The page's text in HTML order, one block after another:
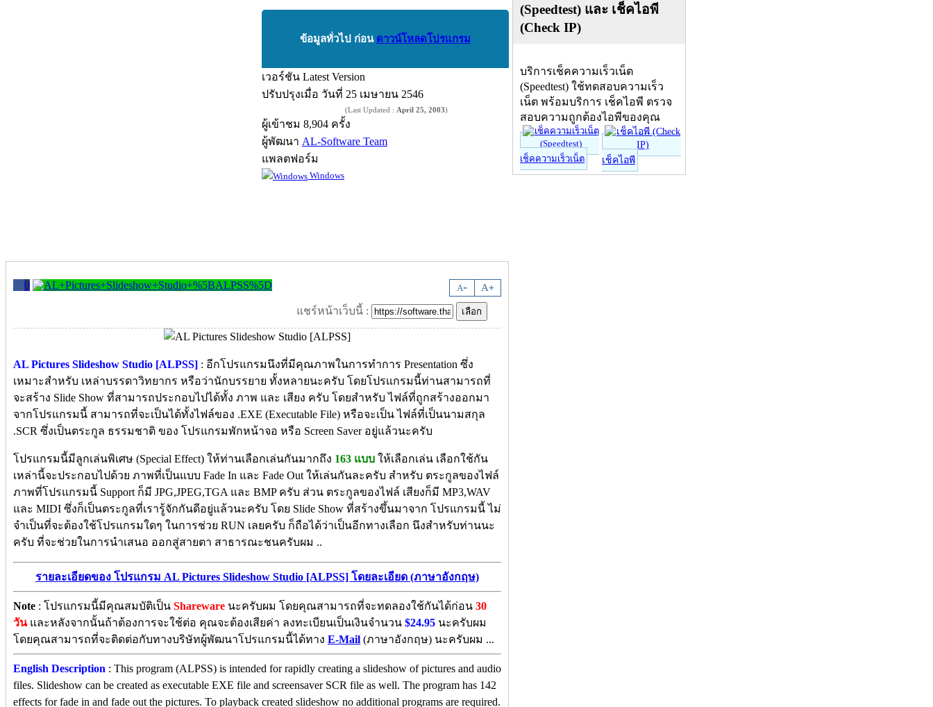
ข้อมูลทั่วไป ก่อน ดาวน์โหลดโปรแกรม
เวอร์ชัน Latest Version
ปรับปรุงเมื่อ วันที่ 25 เมษายน 2546
(Last Updated : April 25, 2003)
ผู้เข้าชม 8,904 ครั้ง
ผู้พัฒนา AL-Software Team
แพลตฟอร์ม
Windows
0 A- A+
แชร์หน้าเว็บนี้ :
AL Pictures Slideshow Studio [ALPSS] : อีกโปรแกรมนึงที่มีคุณภาพในการทำการ Presentation ซึ่ง
เหมาะสำหรับ เหล่าบรรดาวิทยากร หรือว่านักบรรยาย ทั้งหลายนะครับ โดยโปรแกรมนี้ท่านสามารถที่
จะสร้าง Slide Show ที่สามารถประกอบไปได้ทั้ง ภาพ และ เสียง ครับ โดยสำหรับ ไฟล์ที่ถูกสร้างออกมา
จากโปรแกรมนี้ สามารถที่จะเป็นได้ทั้งไฟล์ของ .EXE (Executable File) หรือจะเป็น ไฟล์ที่เป็นนามสกุล
.SCR ซึ่งเป็นตระกูล ธรรมชาติ ของ โปรแกรมพักหน้าจอ หรือ Screen Saver อยู่แล้วนะครับ
โปรแกรมนี้มีลูกเล่นพิเศษ (Special Effect) ให้ท่านเลือกเล่นกันมากถึง 163 แบบ ให้เลือกเล่น เลือกใช้กัน
เหล่านี้จะประกอบไปด้วย ภาพที่เป็นแบบ Fade In และ Fade Out ให้เล่นกันละครับ สำหรับ ตระกูลของไฟล์
ภาพที่โปรแกรมนี้ Support ก็มี JPG,JPEG,TGA และ BMP ครับ ส่วน ตระกูลของไฟล์ เสียงก็มี MP3,WAV
และ MIDI ซึ่งก็เป็นตระกูลที่เรารู้จักกันดีอยู่แล้วนะครับ โดย Slide Show ที่สร้างขึ้นมาจาก โปรแกรมนี้ ไม่
จำเป็นที่จะต้องใช้โปรแกรมใดๆ ในการช่วย RUN เลยครับ ก็ถือได้ว่าเป็นอีกทางเลือก นึงสำหรับท่านนะ
ครับ ที่จะช่วยในการนำเสนอ ออกสู่สายตา สาธารณะชนครับผม ..
รายละเอียดของ โปรแกรม AL Pictures Slideshow Studio [ALPSS] โดยละเอียด (ภาษาอังกฤษ)
Note : โปรแกรมนี้มีคุณสมบัติเป็น Shareware นะครับผม โดยคุณสามารถที่จะทดลองใช้กันได้ก่อน 30
วันและหลังจากนั้นถ้าต้องการจะใช้ต่อ คุณจะต้องเสียค่า ลงทะเบียนเป็นเงินจำนวน $24.95 นะครับผม
โดยคุณสามารถที่จะติดต่อกับทางบริษัทผู้พัฒนาโปรแกรมนี้ได้ทาง E-Mail (ภาษาอังกฤษ) นะครับผม ...
English Description : This program (ALPSS) is intended for rapidly creating a slideshow of pictures and audio
files. Slideshow can be created as executable EXE file and screensaver SCR file as well. The program has 142
effects for fade in and fade out the pictures. To playback created slideshow no additional programs are required.
(Speedtest) และ เช็คไอพี
(Check IP)
บริการเช็คความเร็วเน็ต
(Speedtest) ใช้ทดสอบความเร็ว
เน็ต พร้อมบริการ เช็คไอพี ตรวจ
สอบความถูกต้องไอพีของคุณ
เช็คความเร็วเน็ต เช็คไอพี